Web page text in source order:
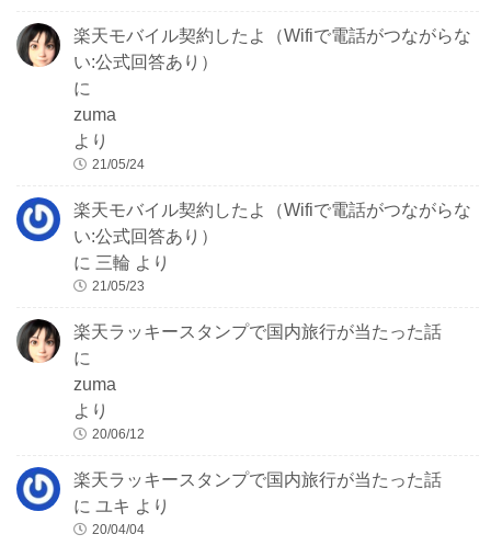
楽天モバイル契約したよ（Wifiで電話がつながらな
い:公式回答あり）
に
zuma
より
21/05/24
楽天モバイル契約したよ（Wifiで電話がつながらな
い:公式回答あり）
に三輪 より
21/05/23
楽天ラッキースタンプで国内旅行が当たった話
に
zuma
より
20/06/12
楽天ラッキースタンプで国内旅行が当たった話
にユキ より
20/04/04